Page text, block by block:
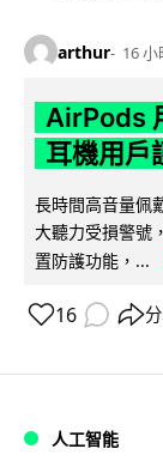
arthur 16 小
AirPods
耳機用
長時間高音量佩
大聽力受損警號
置防護功能，...
16
人工智能